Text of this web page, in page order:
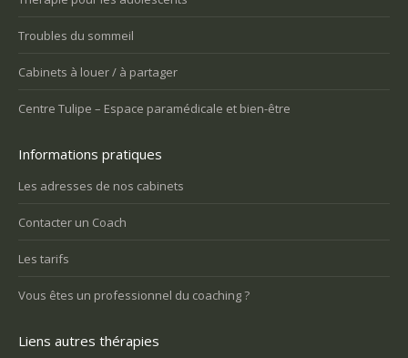
Troubles du sommeil
Cabinets à louer / à partager
Centre Tulipe – Espace paramédicale et bien-être
Informations pratiques
Les adresses de nos cabinets
Contacter un Coach
Les tarifs
Vous êtes un professionnel du coaching ?
Liens autres thérapies